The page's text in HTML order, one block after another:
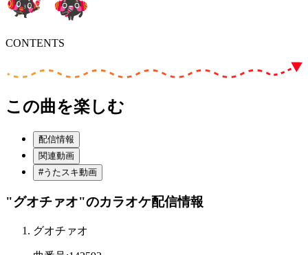
CONTENTS
この曲を楽しむ
配信情報
関連動画
#うたスキ動画
"グオチァオ"のカラオケ配信情報
グオチァオ